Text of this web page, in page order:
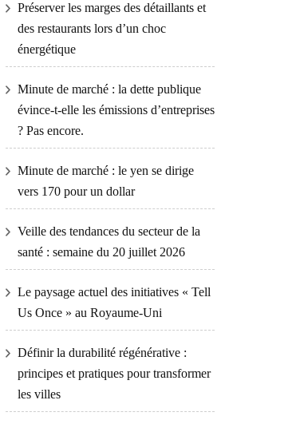
Préserver les marges des détaillants et
des restaurants lors d’un choc
énergétique
Minute de marché : la dette publique
évince-t-elle les émissions d’entreprises
? Pas encore.
Minute de marché : le yen se dirige
vers 170 pour un dollar
Veille des tendances du secteur de la
santé : semaine du 20 juillet 2026
Le paysage actuel des initiatives « Tell
Us Once » au Royaume-Uni
Définir la durabilité régénérative :
principes et pratiques pour transformer
les villes